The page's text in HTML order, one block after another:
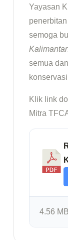
Yayasan
semoga
semua
Klik link
Mitra
4.56 MB